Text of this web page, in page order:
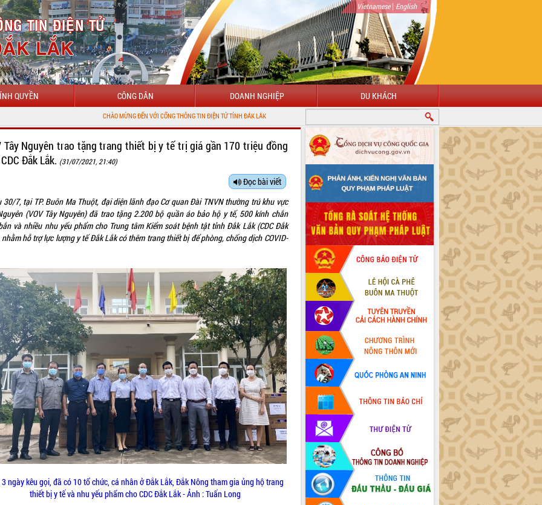
Vietnamese| English
QUYỀN CÔNG DÂN DOANH NGHIỆP DU KHÁCH
CHÀO MỪNG ĐẾN VỚI CỔNG THÔNG TIN ĐIỆN TỬ TỈNH ĐẮK LẮK
Tây Nguyên trao tặng trang thiết bị y tế trị giá gần 170 triệu đồng
Đắk Lắk. (31/07/2021, 21:40)
Đọc bài viết
30/7, tại TP. Buôn Ma Thuột, đại diện lãnh đạo Cơ quan Đài TNVN thường trú khu vực
(VOV Tây Nguyên) đã trao tặng 2.200 bộ quần áo bảo hộ y tế, 500 kính chắn
và nhiều nhu yếu phẩm cho Trung tâm Kiểm soát bệnh tật tỉnh Đắk Lắk (CDC Đắk
nhằm hỗ trợ lực lượng y tế Đắk Lắk có thêm trang thiết bị để phòng, chống dịch COVID-
3 ngày kêu gọi, đã có 10 tổ chức, cá nhân ở Đắk Lắk, Đắk Nông tham gia ủng hộ trang
thiết bị y tế và nhu yếu phẩm cho CDC Đắk Lắk - Ảnh : Tuấn Long